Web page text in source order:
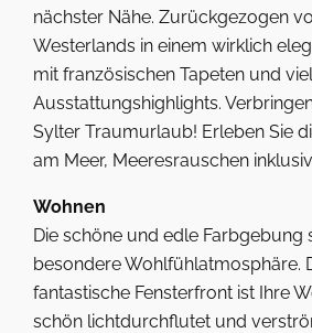
nächster Nähe. Zurückgezogen
Westerlands in einem wirklich
mit französischen Tapeten und
Ausstattungshighlights.
Sylter Traumurlaub! Erleben Sie
am Meer, Meeresrauschen
Wohnen
Die schöne und edle Farbgebung
besondere Wohlfühlatmosphäre.
fantastische Fensterfront ist Ihre
schön lichtdurchflutet und